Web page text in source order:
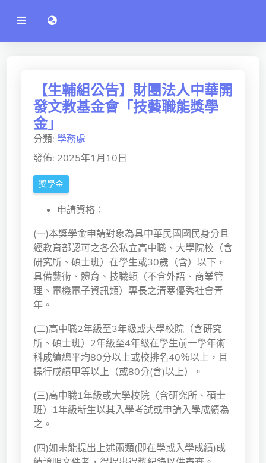
公
告
系
工程學院
資訊學院
管理學院
人文社社會學院
電機通訊學院
研究中心
通識教學部
獨立學術單位
語言切換 language switch
【生輔組公告】財團法人中華開
發文教基金會「技藝職能獎學
金」
分類: 學務處
發佈: 2025年1月10日
獎學金
申請資格：
(一)本獎學金申請對象為具中華民國國民身分且
經教育部認可之各公私立高中職、大學院校（含
研究所、碩士班）在學生或30歲（含）以下，
具備藝術、體育、技職類（不含外語、商業管
理、電機電子資訊類）專長之清寒優秀社會青
年。
(二)高中職2年級至3年級或大學校院（含研究
所、碩士班）2年級至4年級在學生前一學年術
科成績總平均80分以上或校排名40％以上，且
操行成績甲等以上（或80分(含)以上）。
(三)高中職1年級或大學校院（含研究所、碩士
班）1年級新生以其入學考試或申請入學成績為
之。
(四)如未能提出上述兩類(即在學或入學成績)成